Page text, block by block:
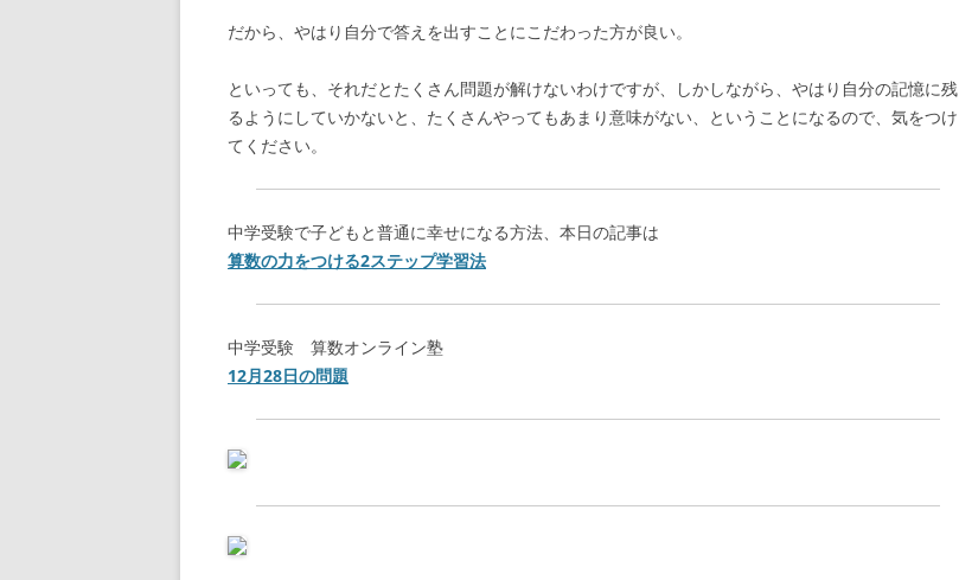
だから、やはり自分で答えを出すことにこだわった方が良い。
といっても、それだとたくさん問題が解けないわけですが、しかしながら、やはり自分の記憶に残
るようにしていかないと、たくさんやってもあまり意味がない、ということになるので、気をつけ
てください。
中学受験で子どもと普通に幸せになる方法、本日の記事は
算数の力をつける2ステップ学習法
中学受験 算数オンライン塾
12月28日の問題